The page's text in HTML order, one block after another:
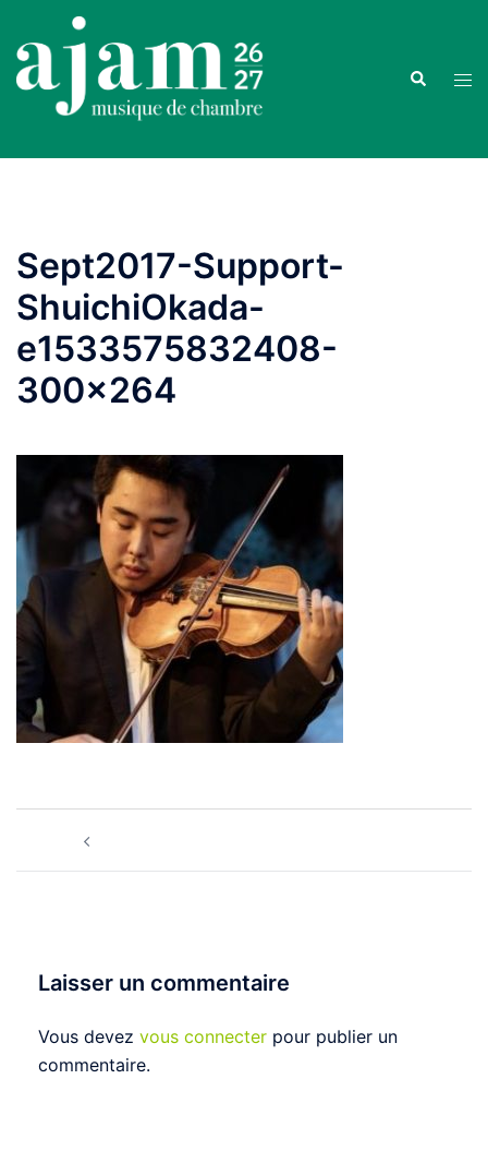
contenu
Sept2017-Support-
ShuichiOkada-
e1533575832408-
300×264
d’article
Laisser un commentaire
Vous devez vous connecter pour publier un
commentaire.